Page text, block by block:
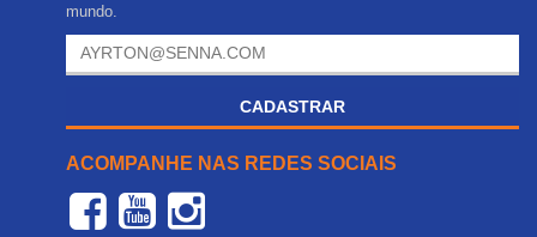
mundo.
CADASTRAR
ACOMPANHE NAS REDES SOCIAIS